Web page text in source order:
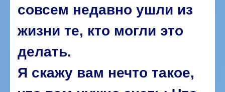
совсем недавно ушли из
жизни те, кто могли это
делать.
Я скажу вам нечто такое,